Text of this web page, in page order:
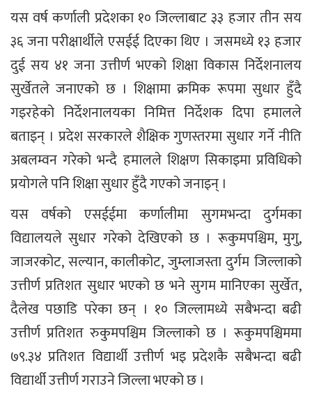
यस वर्ष कर्णाली प्रदेशका १० जिल्लाबाट ३३ हजार तीन सय
३६ जना परीक्षार्थीले एसईई दिएका थिए । जसमध्ये १३ हजार
दुई सय ४१ जना उत्तीर्ण भएको शिक्षा विकास निर्देशनालय
सुर्खेतले जनाएको छ । शिक्षामा क्रमिक रूपमा सुधार हुँदै
गइरहेको निर्देशनालयका निमित्त निर्देशक दिपा हमालले
बताइन् । प्रदेश सरकारले शैक्षिक गुणस्तरमा सुधार गर्ने नीति
अबलम्वन गरेको भन्दै हमालले शिक्षण सिकाइमा प्रविधिको
प्रयोगले पनि शिक्षा सुधार हुँदै गएको जनाइन् ।
यस वर्षको एसईईमा कर्णालीमा सुगमभन्दा दुर्गमका
विद्यालयले सुधार गरेको देखिएको छ । रूकुमपश्चिम, मुगु,
जाजरकोट, सल्यान, कालीकोट, जुम्लाजस्ता दुर्गम जिल्लाको
उत्तीर्ण प्रतिशत सुधार भएको छ भने सुगम मानिएका सुर्खेत,
दैलेख पछाडि परेका छन् । १० जिल्लामध्ये सबैभन्दा बढी
उत्तीर्ण प्रतिशत रुकुमपश्चिम जिल्लाको छ । रूकुमपश्चिममा
७९.३४ प्रतिशत विद्यार्थी उत्तीर्ण भइ प्रदेशकै सबैभन्दा बढी
विद्यार्थी उत्तीर्ण गराउने जिल्ला भएको छ ।